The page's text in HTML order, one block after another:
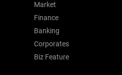
Market
Finance
Banking
Corporates
Biz Feature